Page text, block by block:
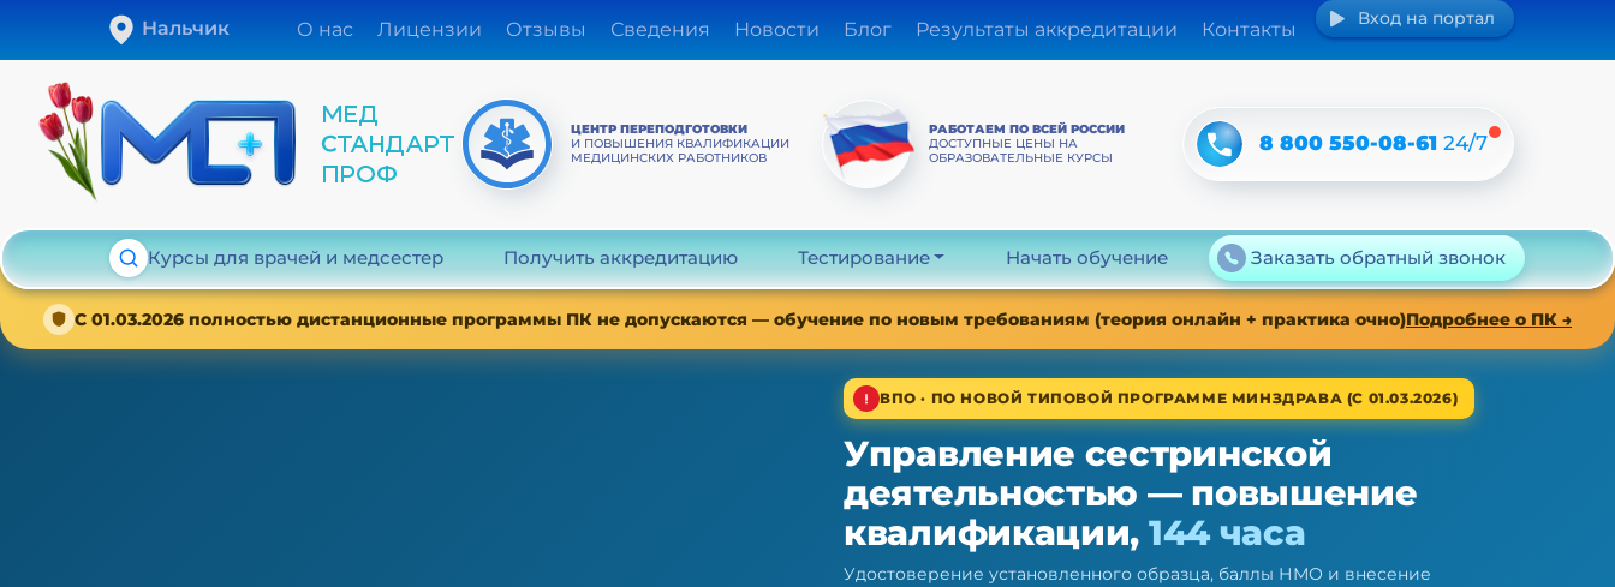
Нальчик О нас Лицензии Отзывы Сведения Новости Блог Результаты аккредитации Контакты
Вход на портал
ЦЕНТР ПЕРЕПОДГОТОВКИ
И ПОВЫШЕНИЯ КВАЛИФИКАЦИИ
МЕДИЦИНСКИХ РАБОТНИКОВ
РАБОТАЕМ ПО ВСЕЙ РОССИИ
ДОСТУПНЫЕ ЦЕНЫ НА
ОБРАЗОВАТЕЛЬНЫЕ КУРСЫ
8 800 550-08-6124/7
Курсы для врачей и медсестер Получить аккредитацию Тестирование Начать обучение Заказать обратный звонок
С 01.03.2026 полностью дистанционные программы ПК не допускаются — обучение по новым требованиям (теория онлайн + практика очно)Подробнее о ПК →
ВПО · ПО НОВОЙ ТИПОВОЙ ПРОГРАММЕ МИНЗДРАВА (С 01.03.2026)
Управление сестринской
деятельностью — повышение
квалификации, 144 часа
Удостоверение установленного образца, баллы НМО и внесение